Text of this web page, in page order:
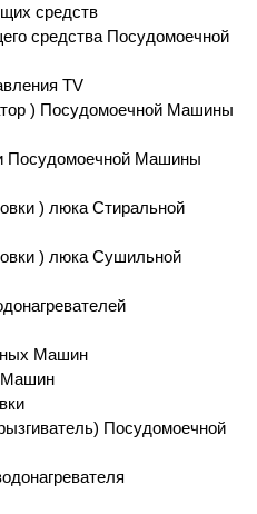
средств
средства Посудомоечной
TV
) Посудомоечной Машины
Посудомоечной Машины
) люка Стиральной
) люка Сушильной
Машин
Машин
Посудомоечной